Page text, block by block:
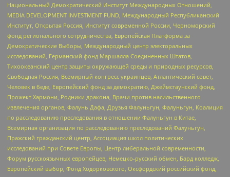
Национальный Демократический Институт Международных Отношений,
MEDIA DEVELOPMENT INVESTMENT FUND, Международный Республиканский
Институт, Открытая Россия, Институт современной России, Черноморский
фонд регионального сотрудничества, Европейская Платформа за
Демократические Выборы, Международный центр электоральных
исследований, Германский фонд Маршалла Соединенных Штатов,
Тихоокеанский центр защиты окружающей среды и природных ресурсов,
Свободная Россия, Всемирный конгресс украинцев, Атлантический совет,
Человек в беде, Европейский фонд за демократию, Джеймстаунский фонд,
Прожект Хармони, Родники дракона, Врачи против насильственного
извлечения органов, Фалунь Дафа, Друзья Фалуньгун, Фалуньгун, Коалиция
по расследованию преследования в отношении Фалуньгун в Китае,
Всемирная организация по расследованию преследований Фалуньгун,
Пражский гражданский центр, Ассоциация школ политических
исследований при Совете Европы, Центр либеральной современности,
Форум русскоязычных европейцев, Немецко-русский обмен, Бард колледж,
Европейский выбор, Фонд Ходорковского, Оксфордский российский фонд,